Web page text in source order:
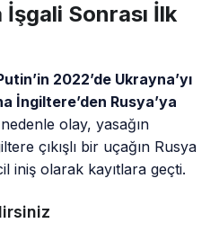
Sonrası İlk
2022’de Ukrayna’yı
İngiltere’den Rusya’ya
olay, yasağın
çıkışlı bir uçağın Rusya
iniş olarak kayıtlara geçti.